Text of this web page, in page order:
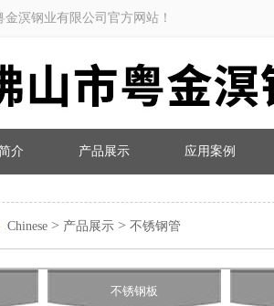
溟钢业有限公司官方网站！
介 产品展示 应用案例
Chinese > 产品展示 > 不锈钢管
不锈钢板